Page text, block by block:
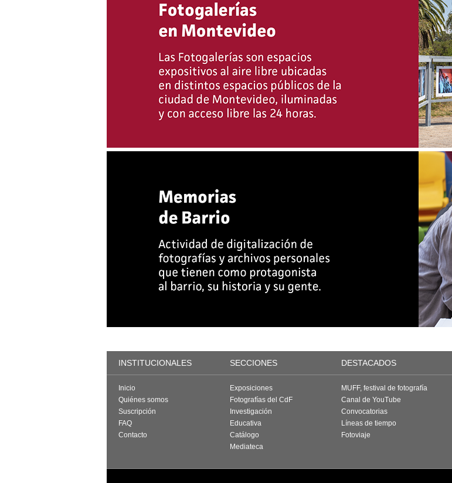
INSTITUCIONALES SECCIONES DESTACADOS
Inicio
Quiénes somos
Suscripción
FAQ
Contacto
Exposiciones
Fotografías del CdF
Investigación
Educativa
Catálogo
Mediateca
MUFF, festival de fotografía
Canal de YouTube
Convocatorias
Líneas de tiempo
Fotoviaje